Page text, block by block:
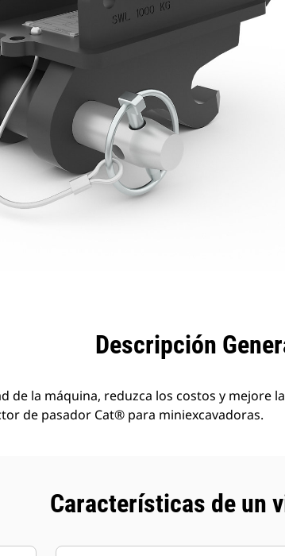
Descripción
de la máquina, reduzca los costos y mejore
de pasador Cat® para miniexcavadoras.
Características de un